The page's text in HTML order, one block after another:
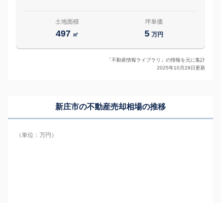
土地面積
497 ㎡
坪単価
5 万円
「不動産情報ライブラリ」の情報を元に集計
2025年10月29日更新
新庄市の不動産売却相場の推移
（単位：万円）